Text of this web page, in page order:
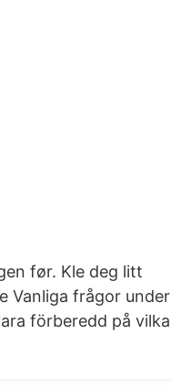
før. Kle deg litt
Vanliga frågor under
förberedd på vilka